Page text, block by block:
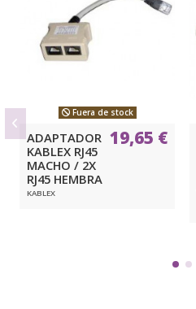
Fuera de stock
ADAPTADOR
KABLEX RJ45
MACHO / 2X
RJ45 HEMBRA
KABLEX
19,65 €